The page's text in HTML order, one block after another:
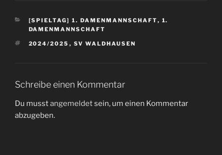
[SPIELTAG] 1. DAMENMANNSCHAFT, 1.
DAMENMANNSCHAFT
2024/2025 , SV WALDHAUSEN
Schreibe einen Kommentar
Du musstangemeldetsein, um einen Kommentar
abzugeben.